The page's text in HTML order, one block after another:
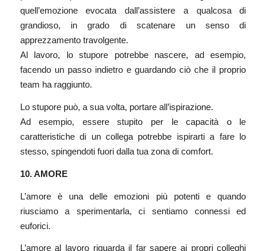
quell’emozione evocata dall’assistere a qualcosa di
grandioso, in grado di scatenare un senso di
apprezzamento travolgente.
Al lavoro, lo stupore potrebbe nascere, ad esempio,
facendo un passo indietro e guardando ciò che il proprio
team ha raggiunto.
Lo stupore può, a sua volta, portare all’ispirazione.
Ad esempio, essere stupito per le capacità o le
caratteristiche di un collega potrebbe ispirarti a fare lo
stesso, spingendoti fuori dalla tua zona di comfort.
10. AMORE
L’amore è una delle emozioni più potenti e quando
riusciamo a sperimentarla, ci sentiamo connessi ed
euforici.
L’amore al lavoro riguarda il far sapere ai propri colleghi